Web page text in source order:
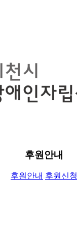
후원안내
후원안내 후원신청